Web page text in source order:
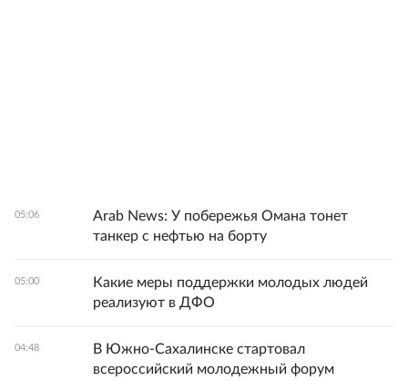
05:06
Arab News: У побережья Омана тонет
танкер с нефтью на борту
05:00
Какие меры поддержки молодых людей
реализуют в ДФО
04:48
В Южно-Сахалинске стартовал
всероссийский молодежный форум